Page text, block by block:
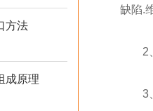
方法
成原理
缺陷.
2
3、